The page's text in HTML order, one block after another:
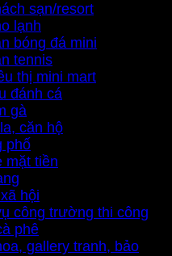
sạn/resort
lạnh
bóng đá mini
tennis
thị mini mart
đánh cá
gà
căn hộ
phố
mặt tiền
hội
công trường thi công
phê
gallery tranh, bảo